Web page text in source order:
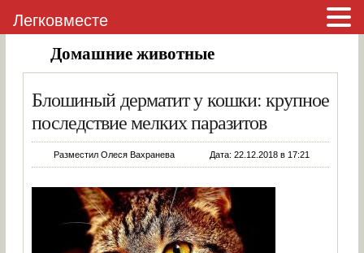
Домашние животные
Блошиный дерматит у кошки: крупное
последствие мелких паразитов
Разместил Олеся Вахранева Дата: 22.12.2018 в 17:21
Легковместе